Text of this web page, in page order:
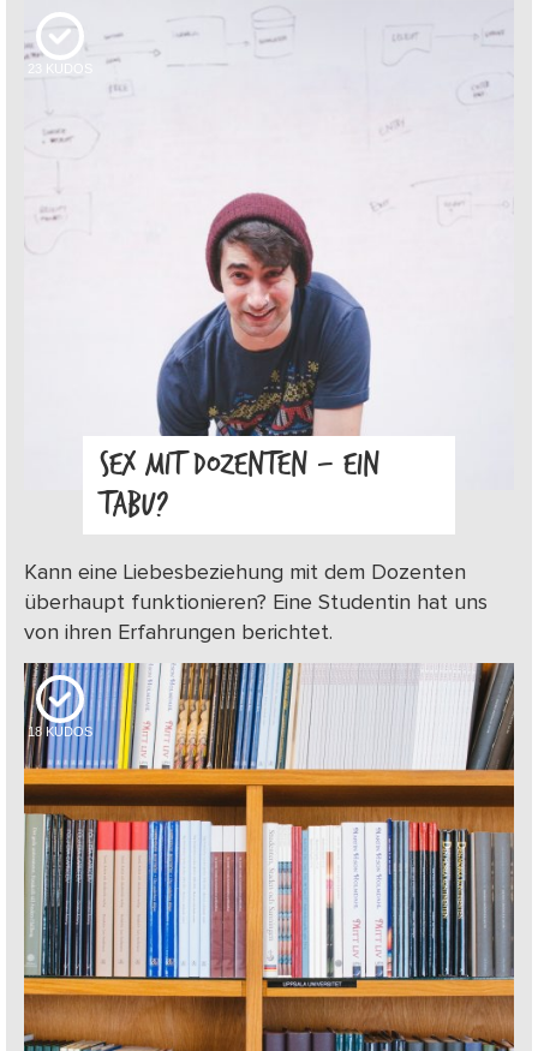
23 KUDOS
SEX MIT DOZENTEN – EIN
TABU?
Kann eine Liebesbeziehung mit dem Dozenten
überhaupt funktionieren? Eine Studentin hat uns
von ihren Erfahrungen berichtet.
18 KUDOS